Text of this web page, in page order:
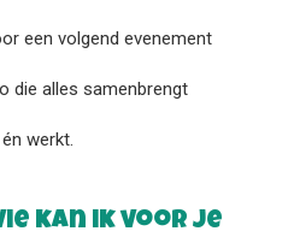
een volgend evenement
die alles samenbrengt
werkt.
kan ik voor je